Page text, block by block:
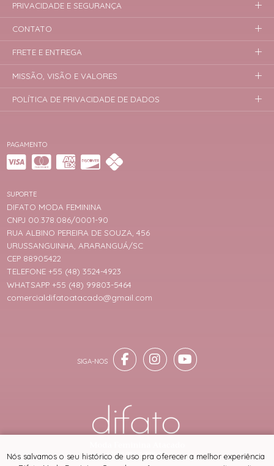
PAGAMENTO
SUPORTE
DIFATO MODA FEMININA
CNPJ 00.378.086/0001-90
RUA ALBINO PEREIRA DE SOUZA, 456
URUSSANGUINHA, ARARANGUÁ/SC
CEP 88905422
TELEFONE +55 (48) 3524-4923
WHATSAPP +55 (48) 99803-5464
comercialdifatoatacado@gmail.com
PRIVACIDADE E SEGURANÇA
CONTATO
FRETE E ENTREGA
MISSÃO, VISÃO E VALORES
POLÍTICA DE PRIVACIDADE DE DADOS
® TODOS DIREITOS RESERVADOS
Nós salvamos o seu histórico de uso pra oferecer a melhor experiência